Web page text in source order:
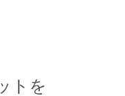
トを